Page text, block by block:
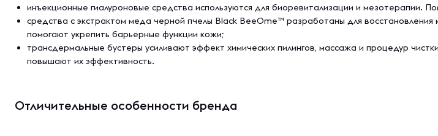
инъекционные гиалуроновые средства используются для биоревитализации и мезотерапии.
средства с экстрактом меда черной пчелы Black BeeOme™ разработаны для
помогают укрепить барьерные функции кожи;
трансдермальные бустеры усиливают эффект химических пилингов, массажа и процедур
повышают их эффективность.
Отличительные особенности бренда